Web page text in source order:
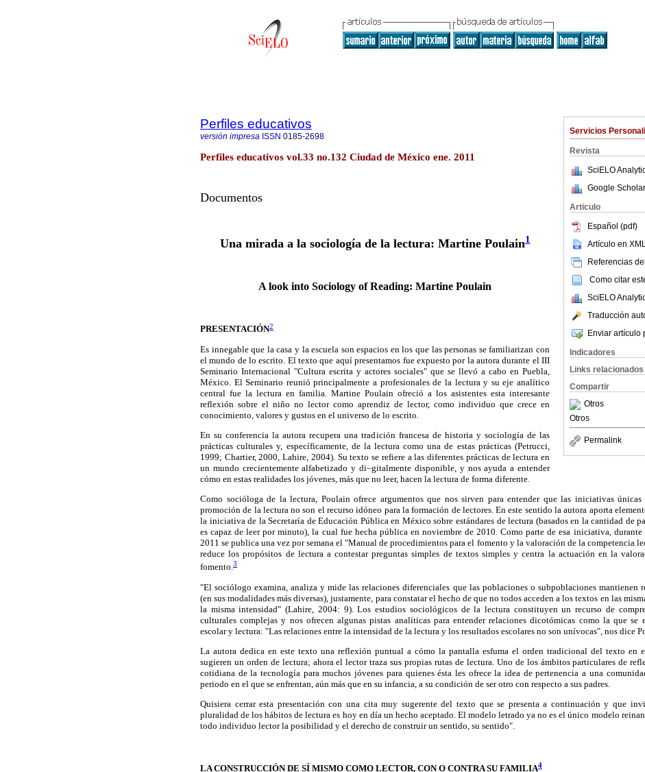
Servicios
Revista
SciELO
Google
Articulo
Español (pdf)
Artículo en XML
Referencias
Como citar
SciELO
Traducción
Enviar artículo
Indicadores
Links relacionados
Compartir
Otros
Otros
Permalink
Perfiles educativos
versión impresa ISSN 0185-2698
Perfiles educativos vol.33 no.132 Ciudad de México ene. 2011
Documentos
Una mirada a la sociología de la lectura: Martine Poulain1
A look into Sociology of Reading: Martine Poulain
PRESENTACIÓN2
Es innegable que la casa y la escuela son espacios en los que las personas se familiarizan con
el mundo de lo escrito. El texto que aquí presentamos fue expuesto por la autora durante el III
Seminario Internacional "Cultura escrita y actores sociales" que se llevó a cabo en Puebla,
México. El Seminario reunió principalmente a profesionales de la lectura y su eje analítico
central fue la lectura en familia. Martine Poulain ofreció a los asistentes esta interesante
reflexión sobre el niño no lector como aprendiz de lector, como individuo que crece en
conocimiento, valores y gustos en el universo de lo escrito.
En su conferencia la autora recupera una tradición francesa de historia y sociología de las
prácticas culturales y, específicamente, de la lectura como una de estas prácticas (Petrucci,
1999; Chartier, 2000, Lahire, 2004). Su texto se refiere a las diferentes prácticas de lectura en
un mundo crecientemente alfabetizado y di–gitalmente disponible, y nos ayuda a entender
cómo en estas realidades los jóvenes, más que no leer, hacen la lectura de forma diferente.
Como socióloga de la lectura, Poulain ofrece argumentos que nos sirven para entender que las iniciativas únicas
promoción de la lectura no son el recurso idóneo para la formación de lectores. En este sentido la autora aporta
la iniciativa de la Secretaría de Educación Pública en México sobre estándares de lectura (basados en la cantidad de
es capaz de leer por minuto), la cual fue hecha pública en noviembre de 2010. Como parte de esa iniciativa, durante
2011 se publica una vez por semana el "Manual de procedimientos para el fomento y la valoración de la competencia
reduce los propósitos de lectura a contestar preguntas simples de textos simples y centra la actuación en la
fomento.3
"El sociólogo examina, analiza y mide las relaciones diferenciales que las poblaciones o subpoblaciones mantienen
(en sus modalidades más diversas), justamente, para constatar el hecho de que no todos acceden a los textos en las
la misma intensidad" (Lahire, 2004: 9). Los estudios sociológicos de la lectura constituyen un recurso de
culturales complejas y nos ofrecen algunas pistas analíticas para entender relaciones dicotómicas como la que se
escolar y lectura: "Las relaciones entre la intensidad de la lectura y los resultados escolares no son unívocas", nos dice
La autora dedica en este texto una reflexión puntual a cómo la pantalla esfuma el orden tradicional del texto en
sugieren un orden de lectura; ahora el lector traza sus propias rutas de lectura. Uno de los ámbitos particulares de
cotidiana de la tecnología para muchos jóvenes para quienes ésta les ofrece la idea de pertenencia a una
periodo en el que se enfrentan, aún más que en su infancia, a su condición de ser otro con respecto a sus padres.
Quisiera cerrar esta presentación con una cita muy sugerente del texto que se presenta a continuación y que
pluralidad de los hábitos de lectura es hoy en día un hecho aceptado. El modelo letrado ya no es el único modelo
todo individuo lector la posibilidad y el derecho de construir un sentido, su sentido".
LA CONSTRUCCIÓN DE SÍ MISMO COMO LECTOR, CON O CONTRA SU FAMILIA4